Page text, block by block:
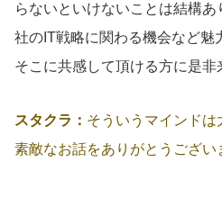
らないといけないことは結構
社のIT戦略に関わる機会など魅
そこに共感して頂ける方に是非
スタクラ： そういうマインドは
素敵なお話をありがとうござい